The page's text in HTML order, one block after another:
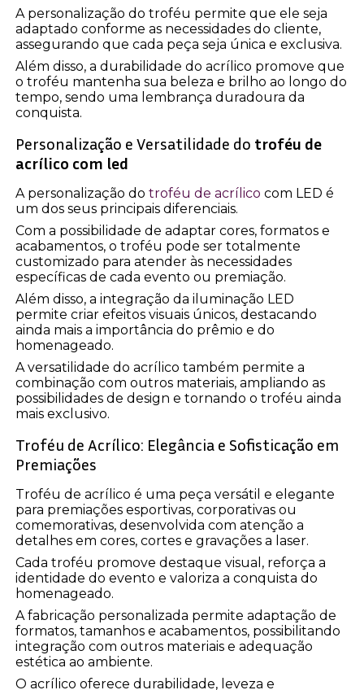
A personalização do troféu permite que ele seja
adaptado conforme as necessidades do cliente,
assegurando que cada peça seja única e exclusiva.
Além disso, a durabilidade do acrílico promove que
o troféu mantenha sua beleza e brilho ao longo do
tempo, sendo uma lembrança duradoura da
conquista.
Personalização e Versatilidade do troféu de
acrílico com led
A personalização dotroféu de acrílico com LED é
um dos seus principais diferenciais.
Com a possibilidade de adaptar cores, formatos e
acabamentos, o troféu pode ser totalmente
customizado para atender às necessidades
específicas de cada evento ou premiação.
Além disso, a integração da iluminação LED
permite criar efeitos visuais únicos, destacando
ainda mais a importância do prêmio e do
homenageado.
A versatilidade do acrílico também permite a
combinação com outros materiais, ampliando as
possibilidades de design e tornando o troféu ainda
mais exclusivo.
Troféu de Acrílico: Elegância e Sofisticação em
Premiações
Troféu de acrílico é uma peça versátil e elegante
para premiações esportivas, corporativas ou
comemorativas, desenvolvida com atenção a
detalhes em cores, cortes e gravações a laser.
Cada troféu promove destaque visual, reforça a
identidade do evento e valoriza a conquista do
homenageado.
A fabricação personalizada permite adaptação de
formatos, tamanhos e acabamentos, possibilitando
integração com outros materiais e adequação
estética ao ambiente.
O acrílico oferece durabilidade, leveza e